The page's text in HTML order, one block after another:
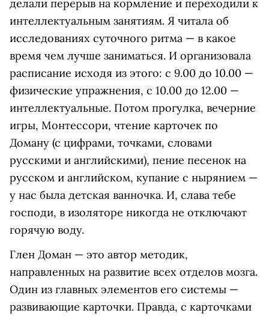
делали перерыв на кормление и переходили к
интеллектуальным занятиям. Я читала об
исследованиях суточного ритма — в какое
время чем лучше заниматься. И организовала
расписание исходя из этого: с 9.00 до 10.00 —
физические упражнения, с 10.00 до 12.00 —
интеллектуальные. Потом прогулка, вечерние
игры, Монтессори, чтение карточек по
Доману (с цифрами, точками, словами
русскими и английскими), пение песенок на
русском и английском, купание с нырянием —
у нас была детская ванночка. И, слава тебе
господи, в изоляторе никогда не отключают
горячую воду.
Глен Доман — это автор методик,
направленных на развитие всех отделов мозга.
Один из главных элементов его системы —
развивающие карточки. Правда, с карточками